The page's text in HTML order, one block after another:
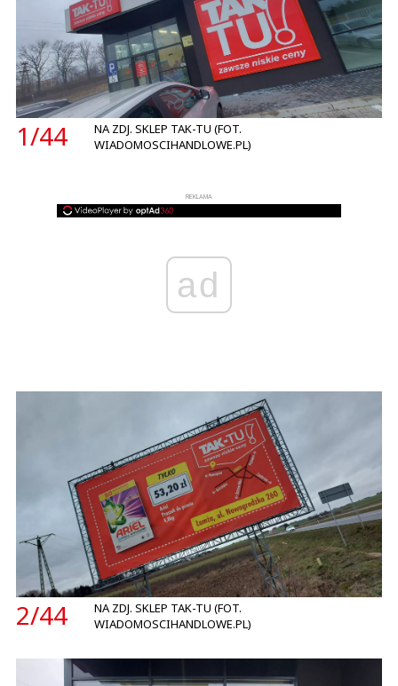
1/44
NA ZDJ. SKLEP TAK-TU (FOT.
WIADOMOSCIHANDLOWE.PL)
REKLAMA
ad
2/44
NA ZDJ. SKLEP TAK-TU (FOT.
WIADOMOSCIHANDLOWE.PL)